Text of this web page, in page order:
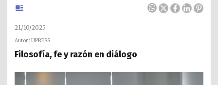
21/10/2025
Autor : UPRESS
Filosofía, fe y razón en diálogo